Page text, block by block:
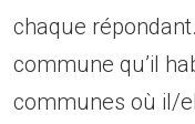
chaque
commune qu’il
communes où il/